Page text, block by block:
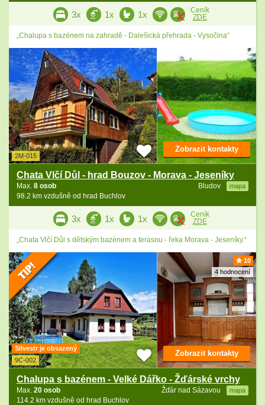
3x 1x 1x
Ceník
ZDE
„Chalupa s bazénem na zahradě - Dalešická přehrada - Vysočina“
2M-015
Chata Vlčí Důl - hrad Bouzov - Morava - Jeseníky
Bludov mapa
Max. 8 osob
98.2 km vzdušně od hrad Buchlov
Zobrazit kontakty
3x 1x 1x
Ceník
ZDE
„Chata Vlčí Důl s dětským bazénem a terasou - řeka Morava - Jeseníky.“
10
4 hodnocení
Silvestr je obsazený
9C-002
Chalupa s bazénem - Velké Dářko - Žďárské vrchy
Žďár nad Sázavou mapa
Max. 20 osob
114.2 km vzdušně od hrad Buchlov
Zobrazit kontakty